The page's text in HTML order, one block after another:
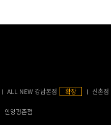
ALL NEW 강남본점 확장 신촌점
안양평촌점